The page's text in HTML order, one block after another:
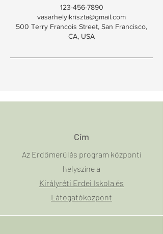
123-456-7890
vasarhelyikriszta@gmail.com
500 Terry Francois Street, San Francisco,
CA, USA
Cím
Az Erdőmerülés program központi
helyszíne a
Királyréti Erdei Iskola és
Látogatóközpont